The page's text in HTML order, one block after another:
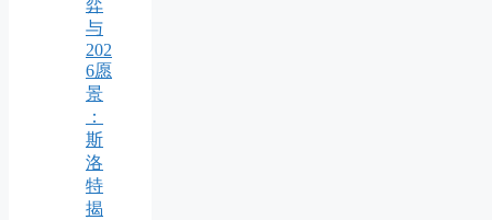
弈
与
202
6愿
景
：
斯
洛
特
揭